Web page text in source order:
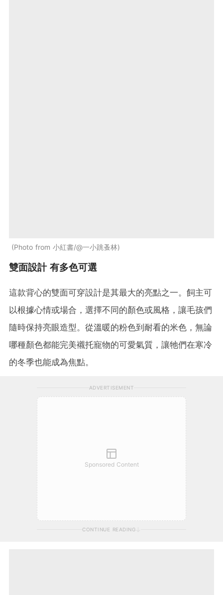
Photo from 小紅書/@一小跳蚤林
雙面設計 有多色可選
這款背心的雙面可穿設計是其最大的亮點之一。飼主可
以根據心情或場合，選擇不同的顏色或風格，讓毛孩們
隨時保持亮眼造型。從溫暖的粉色到耐看的米色，無論
哪種顏色都能完美襯托寵物的可愛氣質，讓牠們在寒冷
的冬季也能成為焦點。
ADVERTISEMENT
Sponsored Content
CONTINUE READING